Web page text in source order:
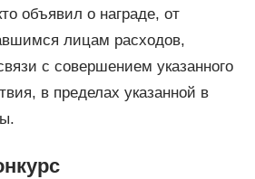
объявил о награде, от
лицам расходов,
с совершением указанного
в пределах указанной в